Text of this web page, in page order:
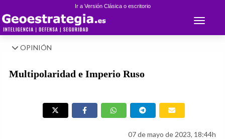
Ir a Versión Clásica o escritorio
Toggle
OPINIÓN
Multipolaridad e Imperio Ruso
07 de mayo de 2023, 18:44h